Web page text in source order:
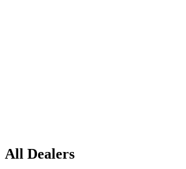
All Dealers